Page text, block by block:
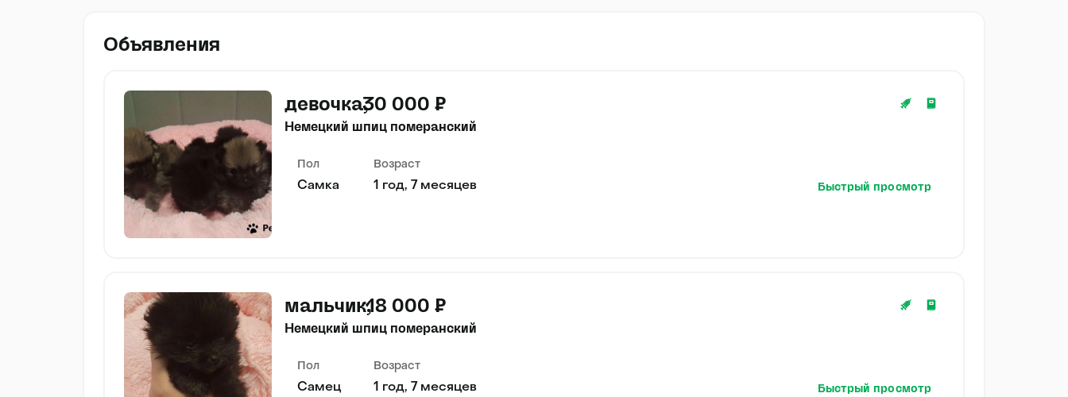
Объявления
девочка30 000 ₽
Немецкий шпиц померанский
Пол
Самка
Возраст
1 год, 7 месяцев Быстрый просмотр
мальчик18 000 ₽
Немецкий шпиц померанский
Пол
Самец
Возраст
1 год, 7 месяцев Быстрый просмотр